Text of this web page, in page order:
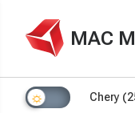
МАС
Chery